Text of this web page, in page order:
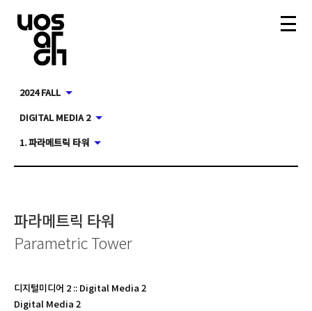
2024 FALL
DIGITAL MEDIA 2
1. 파라메트릭 타워
파라메트릭 타워
Parametric Tower
디지털미디어 2 :: Digital Media 2
Digital Media 2